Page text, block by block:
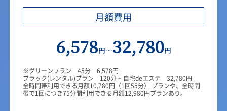
月額費用
6,578円～32,780円
※グリーンプラン 45分 6,578円
ブラック(レンタル)プラン 120分 + 自宅deエステ 32,780円
全時間帯利用できる月額10,780円（1回55分） プランや、全時間
帯で1回につき75分間利用できる月額12,980円プランあり。